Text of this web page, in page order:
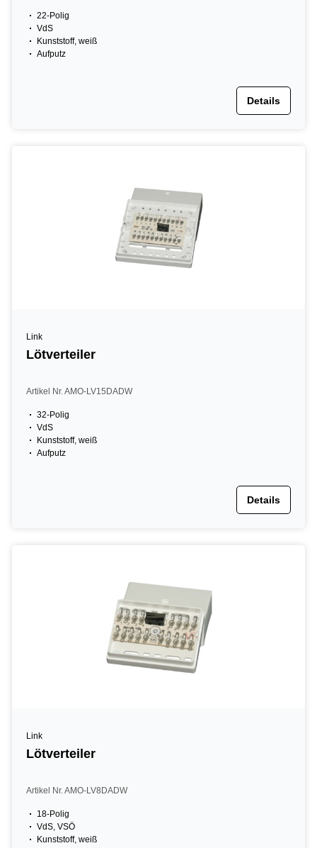
22-Polig
VdS
Kunststoff, weiß
Aufputz
Details
Link
Lötverteiler
Artikel Nr. AMO-LV15DADW
32-Polig
VdS
Kunststoff, weiß
Aufputz
Details
Link
Lötverteiler
Artikel Nr. AMO-LV8DADW
18-Polig
VdS, VSÖ
Kunststoff, weiß